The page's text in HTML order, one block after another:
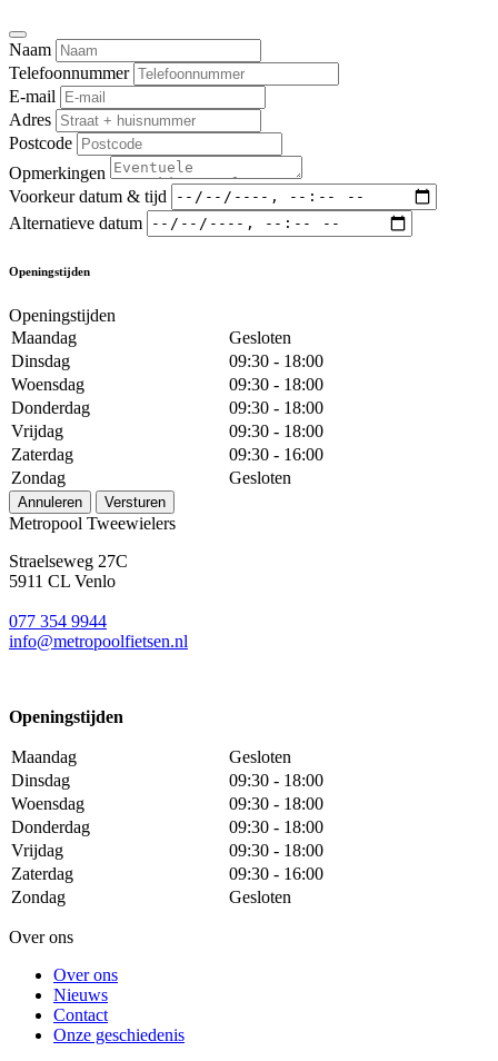
Naam
Telefoonnummer
E-mail
Adres
Postcode
Opmerkingen
Voorkeur datum & tijd
Alternatieve datum
Openingstijden
Openingstijden
Maandag
Gesloten
Dinsdag
09:30 - 18:00
Woensdag
09:30 - 18:00
Donderdag
09:30 - 18:00
Vrijdag
09:30 - 18:00
Zaterdag
09:30 - 16:00
Zondag
Gesloten
Annuleren Versturen
Metropool Tweewielers
Straelseweg 27C
5911 CL Venlo
077 354 9944
info@metropoolfietsen.nl
Openingstijden
Maandag
Gesloten
Dinsdag
09:30 - 18:00
Woensdag
09:30 - 18:00
Donderdag
09:30 - 18:00
Vrijdag
09:30 - 18:00
Zaterdag
09:30 - 16:00
Zondag
Gesloten
Over ons
Over ons
Nieuws
Contact
Onze geschiedenis